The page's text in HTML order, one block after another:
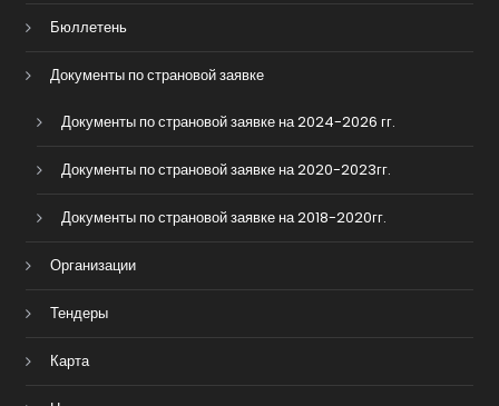
Бюллетень
Документы по страновой заявке
Документы по страновой заявке на 2024-2026 гг.
Документы по страновой заявке на 2020-2023гг.
Документы по страновой заявке на 2018-2020гг.
Организации
Тендеры
Карта